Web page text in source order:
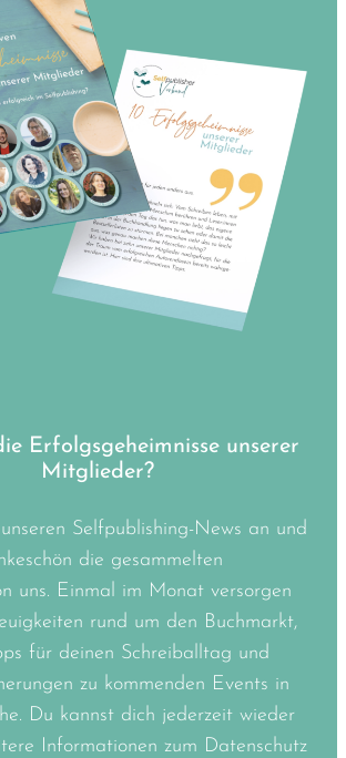
Erfolgsgeheimnisse unserer
Mitglieder?
Selfpublishing-News an und
die gesammelten
uns. Einmal im Monat versorgen
rund um den Buchmarkt,
für deinen Schreiballtag und
zu kommenden Events in
Du kannst dich jederzeit wieder
Informationen zum Datenschutz